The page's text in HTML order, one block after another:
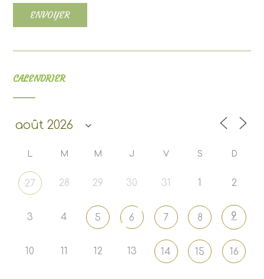
CALENDRIER
L M M J V S D
27 28 29 30 31 1 2
3 4 5 6 7 8 9
10 11 12 13 14 15 16